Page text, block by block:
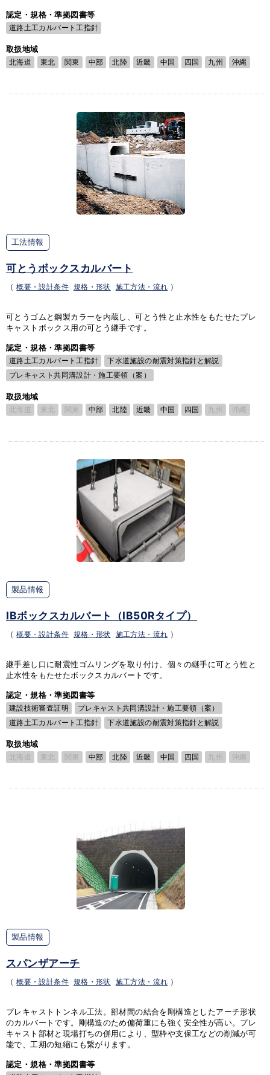
認定・規格・準拠図書等
道路土工カルバート工指針
取扱地域
北海道 東北 関東 中部 北陸 近畿 中国 四国 九州 沖縄
工法情報
可とうボックスカルバート
（ 概要・設計条件 規格・形状 施工方法・流れ ）
可とうゴムと鋼製カラーを内蔵し、可とう性と止水性をもたせたプレ
キャストボックス用の可とう継手です。
認定・規格・準拠図書等
道路土工カルバート工指針
下水道施設の耐震対策指針と解説
プレキャスト共同溝設計・施工要領（案）
取扱地域
北海道 東北 関東 中部 北陸 近畿 中国 四国 九州 沖縄
製品情報
IBボックスカルバート（IB50Rタイプ）
（ 概要・設計条件 規格・形状 施工方法・流れ ）
継手差し口に耐震性ゴムリングを取り付け、個々の継手に可とう性と
止水性をもたせたボックスカルバートです。
認定・規格・準拠図書等
建設技術審査証明
プレキャスト共同溝設計・施工要領（案）
道路土工カルバート工指針
下水道施設の耐震対策指針と解説
取扱地域
北海道 東北 関東 中部 北陸 近畿 中国 四国 九州 沖縄
製品情報
スパンザアーチ
（ 概要・設計条件 規格・形状 施工方法・流れ ）
プレキャストトンネル工法。部材間の結合を剛構造としたアーチ形状
のカルバートです。剛構造のため偏荷重にも強く安全性が高い。プレ
キャスト部材と現場打ちの併用により、型枠や支保工などの削減が可
能で、工期の短縮にも繋がります。
認定・規格・準拠図書等